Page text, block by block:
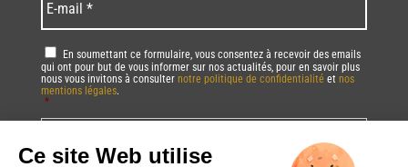
mail *
RGPD *
En soumettant ce formulaire, vous consentez à recevoir des emails
qui ont pour but de vous informer sur nos actualités, pour en savoir plus
nous vous invitons à consulter notre politique de confidentialité et nos
mentions légales.
*